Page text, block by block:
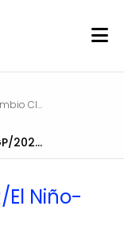
Ciencias de la Atmósfera, Hidrosfera y Cambio Climático
Informe Técnico Nº PPR/El Niño-IGP/2024-07
El Niño-